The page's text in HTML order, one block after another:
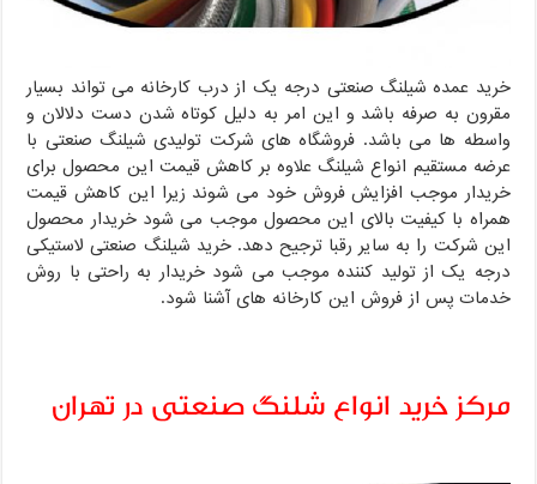
خرید عمده شیلنگ صنعتی درجه یک از درب کارخانه می تواند بسیار
مقرون به صرفه باشد و این امر به دلیل کوتاه شدن دست دلالان و
واسطه ها می باشد. فروشگاه های شرکت تولیدی شیلنگ صنعتی با
عرضه مستقیم انواع شیلنگ علاوه بر کاهش قیمت این محصول برای
خریدار موجب افزایش فروش خود می شوند زیرا این کاهش قیمت
همراه با کیفیت بالای این محصول موجب می شود خریدار محصول
این شرکت را به سایر رقبا ترجیح دهد. خرید شیلنگ صنعتی لاستیکی
درجه یک از تولید کننده موجب می شود خریدار به راحتی با روش
خدمات پس از فروش این کارخانه های آشنا شود.
مرکز خرید انواع شلنگ صنعتی در تهران